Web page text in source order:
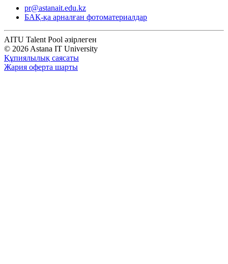
pr@astanait.edu.kz
БАҚ-қа арналған фотоматериалдар
AITU Talent Pool әзірлеген
© 2026 Astana IT University
Құпиялылық саясаты
Жария оферта шарты